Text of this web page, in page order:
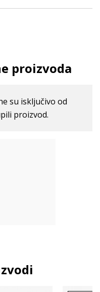
proizvoda
su isključivo od
proizvod.